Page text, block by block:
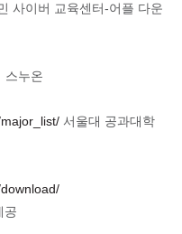
사이버 교육센터-어플 다운
스누온
서울대 공과대학
공